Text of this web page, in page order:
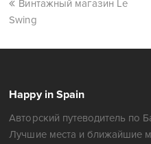
Винтажный магазин Le
Swing
Happy in Spain
Авторский путеводитель по
Лучшие места и ближайшие